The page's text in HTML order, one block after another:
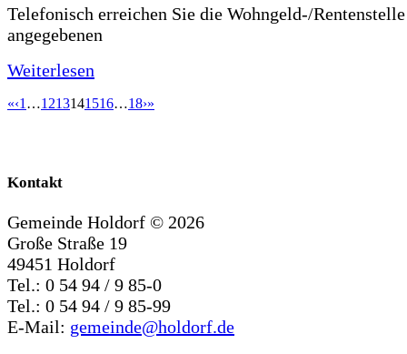
Telefonisch erreichen Sie die Wohngeld-/
angegebenen
Weiterlesen
«‹1 …1213141516…18›»
Kontakt
Gemeinde Holdorf © 2026
Große Straße 19
49451 Holdorf
Tel.: 0 54 94 / 9 85-0
Tel.: 0 54 94 / 9 85-99
E-Mail: gemeinde@holdorf.de